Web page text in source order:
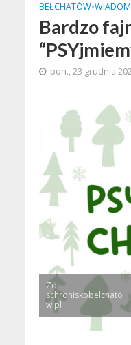
BEŁCHATÓW•
Bardzo
pon., 23 grudnia
Zdj.:
schroniskobelchato
w.pl